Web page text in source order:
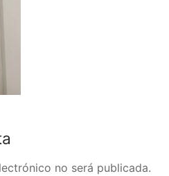
no será publicada.